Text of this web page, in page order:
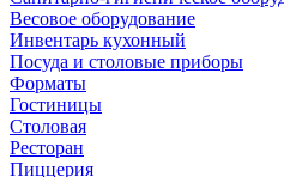
Весовое оборудование
Инвентарь кухонный
Посуда и столовые приборы
Форматы
Гостиницы
Столовая
Ресторан
Пиццерия